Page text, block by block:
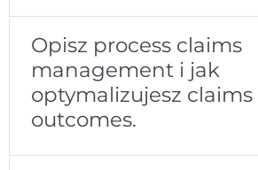
Opisz process claims
management i jak
optymalizujesz claims
outcomes.